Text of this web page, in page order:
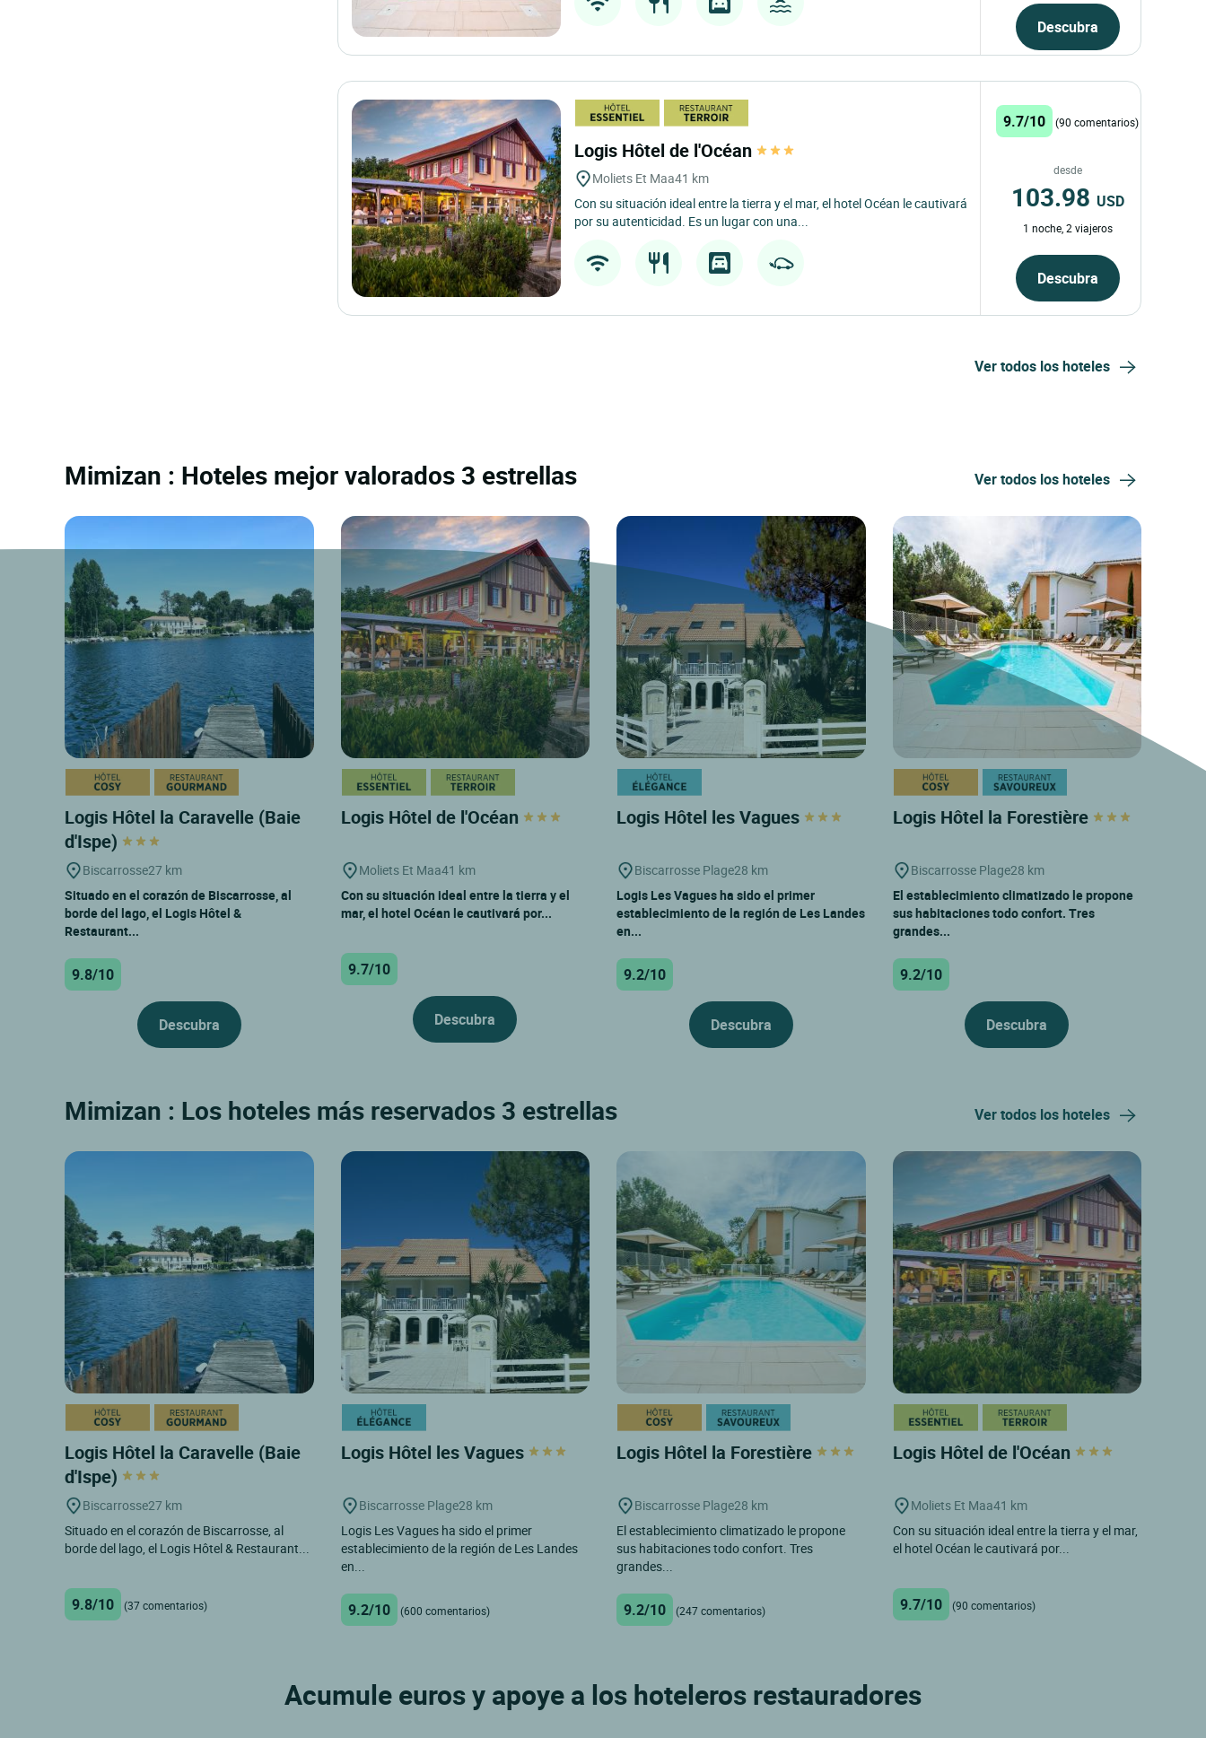
Descubra
Logis Hôtel de l'Océan
Moliets Et Maa41 km
Con su situación ideal entre la tierra y el mar, el hotel Océan le cautivará
por su autenticidad. Es un lugar con una...
9.7/10 (90 comentarios)
desde
103.98 USD
1 noche, 2 viajeros
Descubra
Ver todos los hoteles
Mimizan : Hoteles mejor valorados 3 estrellas Ver todos los hoteles
Logis Hôtel la Caravelle (Baie
d'Ispe)
Biscarrosse27 km
Situado en el corazón de Biscarrosse, al
borde del lago, el Logis Hôtel &
Restaurant...
9.8/10
Descubra
Logis Hôtel de l'Océan
Moliets Et Maa41 km
Con su situación ideal entre la tierra y el
mar, el hotel Océan le cautivará por...
9.7/10
Descubra
Logis Hôtel les Vagues
Biscarrosse Plage28 km
Logis Les Vagues ha sido el primer
establecimiento de la región de Les Landes
en...
9.2/10
Descubra
Logis Hôtel la Forestière
Biscarrosse Plage28 km
El establecimiento climatizado le propone
sus habitaciones todo confort. Tres
grandes...
9.2/10
Descubra
Mimizan : Los hoteles más reservados 3 estrellas Ver todos los hoteles
Logis Hôtel la Caravelle (Baie
d'Ispe)
Biscarrosse27 km
Situado en el corazón de Biscarrosse, al
borde del lago, el Logis Hôtel & Restaurant...
9.8/10 (37 comentarios)
Logis Hôtel les Vagues
Biscarrosse Plage28 km
Logis Les Vagues ha sido el primer
establecimiento de la región de Les Landes
en...
9.2/10 (600 comentarios)
Logis Hôtel la Forestière
Biscarrosse Plage28 km
El establecimiento climatizado le propone
sus habitaciones todo confort. Tres
grandes...
9.2/10 (247 comentarios)
Logis Hôtel de l'Océan
Moliets Et Maa41 km
Con su situación ideal entre la tierra y el mar,
el hotel Océan le cautivará por...
9.7/10 (90 comentarios)
Acumule euros y apoye a los hoteleros restauradores